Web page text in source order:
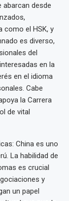
desde
como el HSK, y
es diverso,
del
en la
en el idioma
Cabe
la Carrera
de vital
China es uno
La habilidad de
es crucial
y
un papel